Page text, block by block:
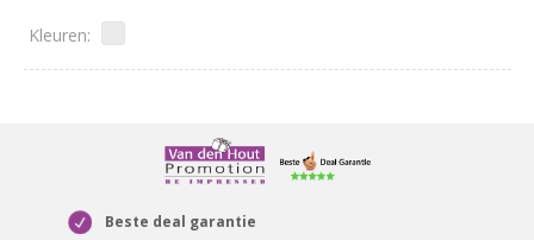
Beste deal garantie